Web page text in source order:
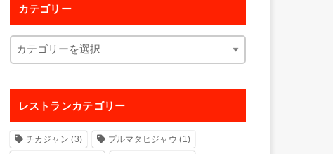
カテゴリー
レストランカテゴリー
チカジャン (3) プルマタヒジャウ (1)